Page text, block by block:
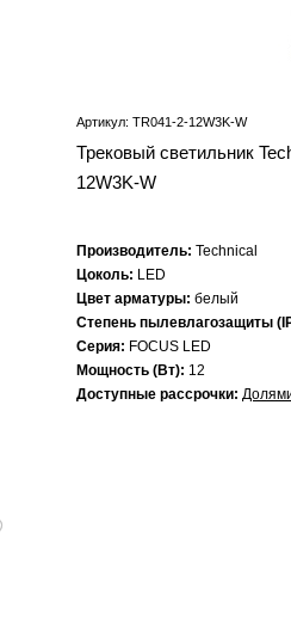
Артикул: TR041-2-12W3K-W
Трековый светильник
12W3K-W
Производитель: Technical
Цоколь: LED
Цвет арматуры: белый
Степень пылевлагозащиты
Серия: FOCUS LED
Мощность (Вт): 12
Доступные рассрочки: